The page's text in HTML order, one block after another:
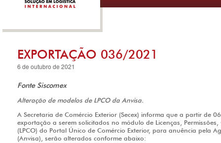
EXPORTAÇÃO 036/2021
6 de outubro de 2021
Fonte Siscomex
Alteração de modelos de LPCO da Anvisa.
A Secretaria de Comércio Exterior (Secex) informa que a partir de
exportação a serem solicitados no módulo de Licenças,
(LPCO) do Portal Único de Comércio Exterior, para anuência pela
(Anvisa), serão alterados conforme abaixo: